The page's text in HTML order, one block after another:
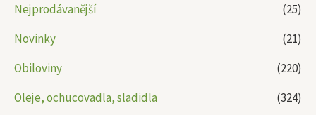
Nejprodávanější
(25)
Novinky
(21)
Obiloviny
(220)
Oleje, ochucovadla, sladidla
(324)